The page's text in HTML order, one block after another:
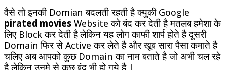
वैसे तो इनकी Domian बदलती रहती है क्युकी Google
pirated movies Website को बंद कर देती है मतलब हमेशा के
लिए Block कर देती है लेकिन यह लोग काफी शार्प होते है दूसरी
Domain फिर से Active कर लेते है और खूब सारा पैसा कमाते है
चलिए अब आपको कुछ Domain का नाम बताते है जो अभी चल रहे